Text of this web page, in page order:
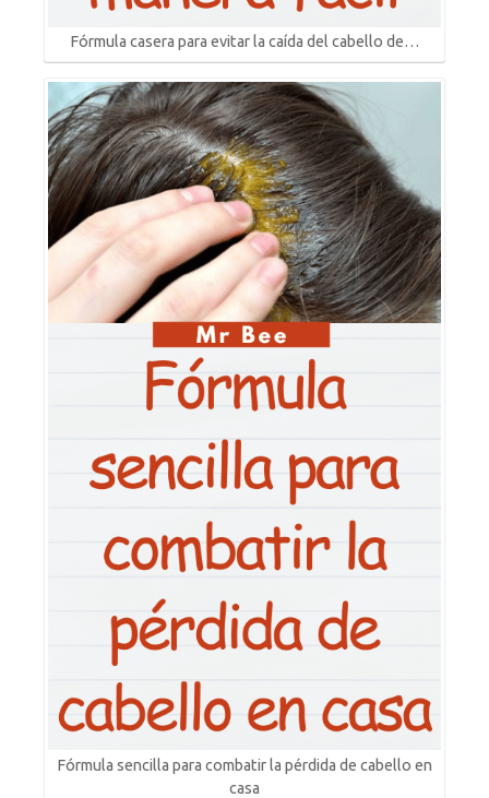
Fórmula casera para evitar la caída del cabello de…
Fórmula sencilla para combatir la pérdida de cabello en
casa